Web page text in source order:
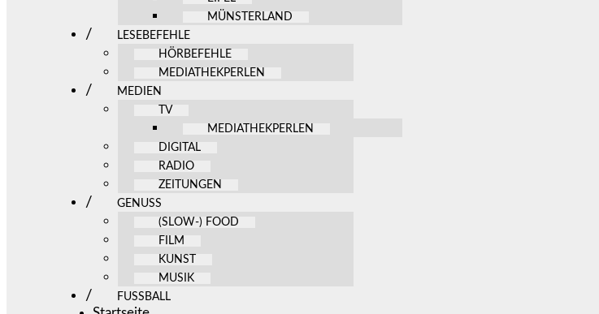
MÜNSTERLAND
LESEBEFEHLE
HÖRBEFEHLE
MEDIATHEKPERLEN
MEDIEN
TV
MEDIATHEKPERLEN
DIGITAL
RADIO
ZEITUNGEN
GENUSS
(SLOW-) FOOD
FILM
KUNST
MUSIK
FUSSBALL